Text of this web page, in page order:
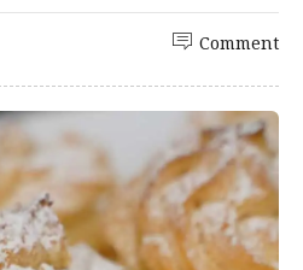
Comment